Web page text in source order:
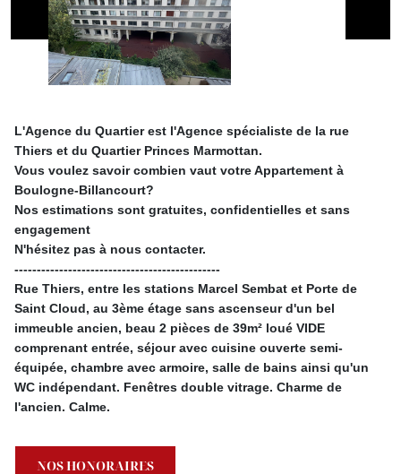
L'Agence du Quartier est l'Agence spécialiste de la rue
Thiers et du Quartier Princes Marmottan.
Vous voulez savoir combien vaut votre Appartement à
Boulogne-Billancourt?
Nos estimations sont gratuites, confidentielles et sans
engagement
N'hésitez pas à nous contacter.
----------------------------------------------
Rue Thiers, entre les stations Marcel Sembat et Porte de
Saint Cloud, au 3ème étage sans ascenseur d'un bel
immeuble ancien, beau 2 pièces de 39m² loué VIDE
comprenant entrée, séjour avec cuisine ouverte semi-
équipée, chambre avec armoire, salle de bains ainsi qu'un
WC indépendant. Fenêtres double vitrage. Charme de
l'ancien. Calme.
NOS HONORAIRES